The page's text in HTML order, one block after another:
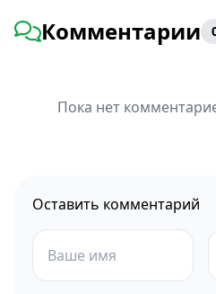
Комментарии
Пока нет
Оставить комментарий